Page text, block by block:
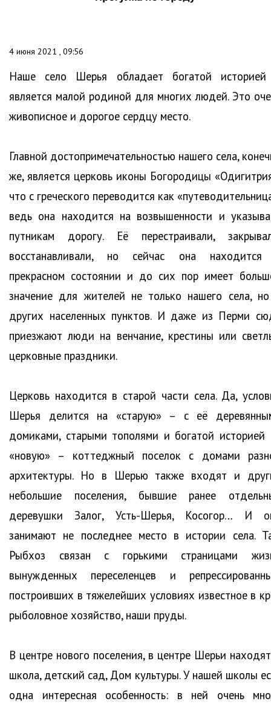
4 июня 2021 , 09:56
Наше село Шерья обладает богатой
является малой родиной для многих людей. Это
живописное и дорогое сердцу место.
Главной достопримечательностью нашего села,
же, является церковь иконы Богородицы
что с греческого переводится как
ведь она находится на возвышенности и
путникам дорогу. Её перестраивали,
восстанавливали, но сейчас она
прекрасном состоянии и до сих пор имеет
значение для жителей не только нашего села,
других населенных пунктов. И даже из Перми
приезжают люди на венчание, крестины или
церковные праздники.
Церковь находится в старой части села. Да,
Шерья делится на «старую» – с её
домиками, старыми тополями и богатой
«новую» – коттеджный поселок с домами
архитектуры. Но в Шерью также входят и
небольшие поселения, бывшие ранее
деревушки Залог, Усть-Шерья, Косогор… И
занимают не последнее место в истории села.
Рыбхоз связан с горькими страницами
вынужденных переселенцев и
построивших в тяжелейших условиях известное в
рыболовное хозяйство, наши пруды.
В центре нового поселения, в центре Шерьи
школа, детский сад, Дом культуры. У нашей школы
одна интересная особенность: в ней очень